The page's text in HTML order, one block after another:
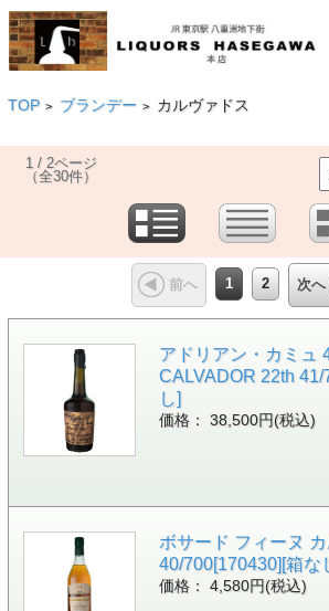
TOP > ブランデー > カルヴァドス
1 / 2ページ
（全30件）
前へ 1 2 次へ
アドリアン・カミュ
CALVADOR 22th 41/
し]
価格： 38,500円(税込)
ボサード フィーヌ
40/700[170430][箱な
価格： 4,580円(税込)